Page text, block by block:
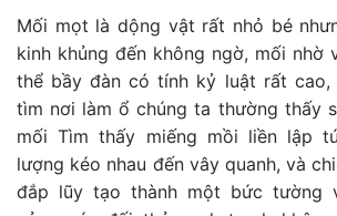
Mối mọt là dộng vật rất nhỏ bé
kinh khủng đến không ngờ, mối nhờ
thể bầy đàn có tính kỷ luật rất
tìm nơi làm ổ chúng ta thường thấy
mối Tìm thấy miếng mồi liền lập
lượng kéo nhau đến vây quanh, và
đắp lũy tạo thành một bức tường